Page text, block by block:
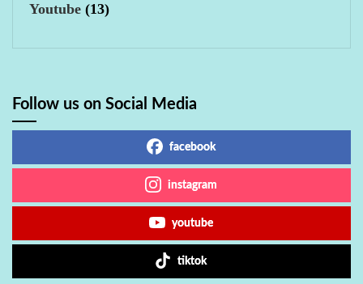
Youtube (13)
Follow us on Social Media
facebook
instagram
youtube
tiktok